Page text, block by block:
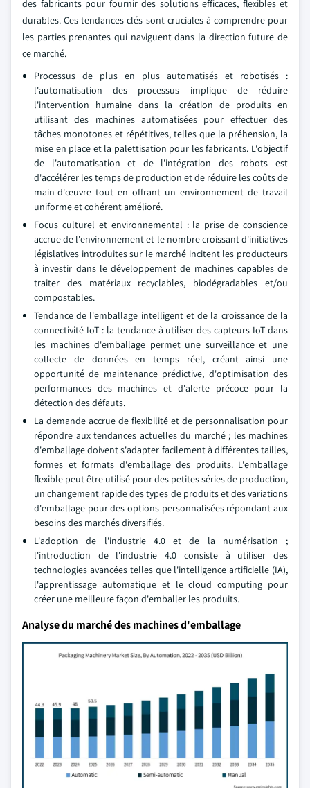
des fabricants pour fournir des solutions efficaces, flexibles et
durables. Ces tendances clés sont cruciales à comprendre pour
les parties prenantes qui naviguent dans la direction future de
ce marché.
Processus de plus en plus automatisés et robotisés :
l'automatisation des processus implique de réduire
l'intervention humaine dans la création de produits en
utilisant des machines automatisées pour effectuer des
tâches monotones et répétitives, telles que la préhension, la
mise en place et la palettisation pour les fabricants. L'objectif
de l'automatisation et de l'intégration des robots est
d'accélérer les temps de production et de réduire les coûts de
main-d'œuvre tout en offrant un environnement de travail
uniforme et cohérent amélioré.
Focus culturel et environnemental : la prise de conscience
accrue de l'environnement et le nombre croissant d'initiatives
législatives introduites sur le marché incitent les producteurs
à investir dans le développement de machines capables de
traiter des matériaux recyclables, biodégradables et/ou
compostables.
Tendance de l'emballage intelligent et de la croissance de la
connectivité IoT : la tendance à utiliser des capteurs IoT dans
les machines d'emballage permet une surveillance et une
collecte de données en temps réel, créant ainsi une
opportunité de maintenance prédictive, d'optimisation des
performances des machines et d'alerte précoce pour la
détection des défauts.
La demande accrue de flexibilité et de personnalisation pour
répondre aux tendances actuelles du marché ; les machines
d'emballage doivent s'adapter facilement à différentes tailles,
formes et formats d'emballage des produits. L'emballage
flexible peut être utilisé pour des petites séries de production,
un changement rapide des types de produits et des variations
d'emballage pour des options personnalisées répondant aux
besoins des marchés diversifiés.
L'adoption de l'industrie 4.0 et de la numérisation ;
l'introduction de l'industrie 4.0 consiste à utiliser des
technologies avancées telles que l'intelligence artificielle (IA),
l'apprentissage automatique et le cloud computing pour
créer une meilleure façon d'emballer les produits.
Analyse du marché des machines d'emballage